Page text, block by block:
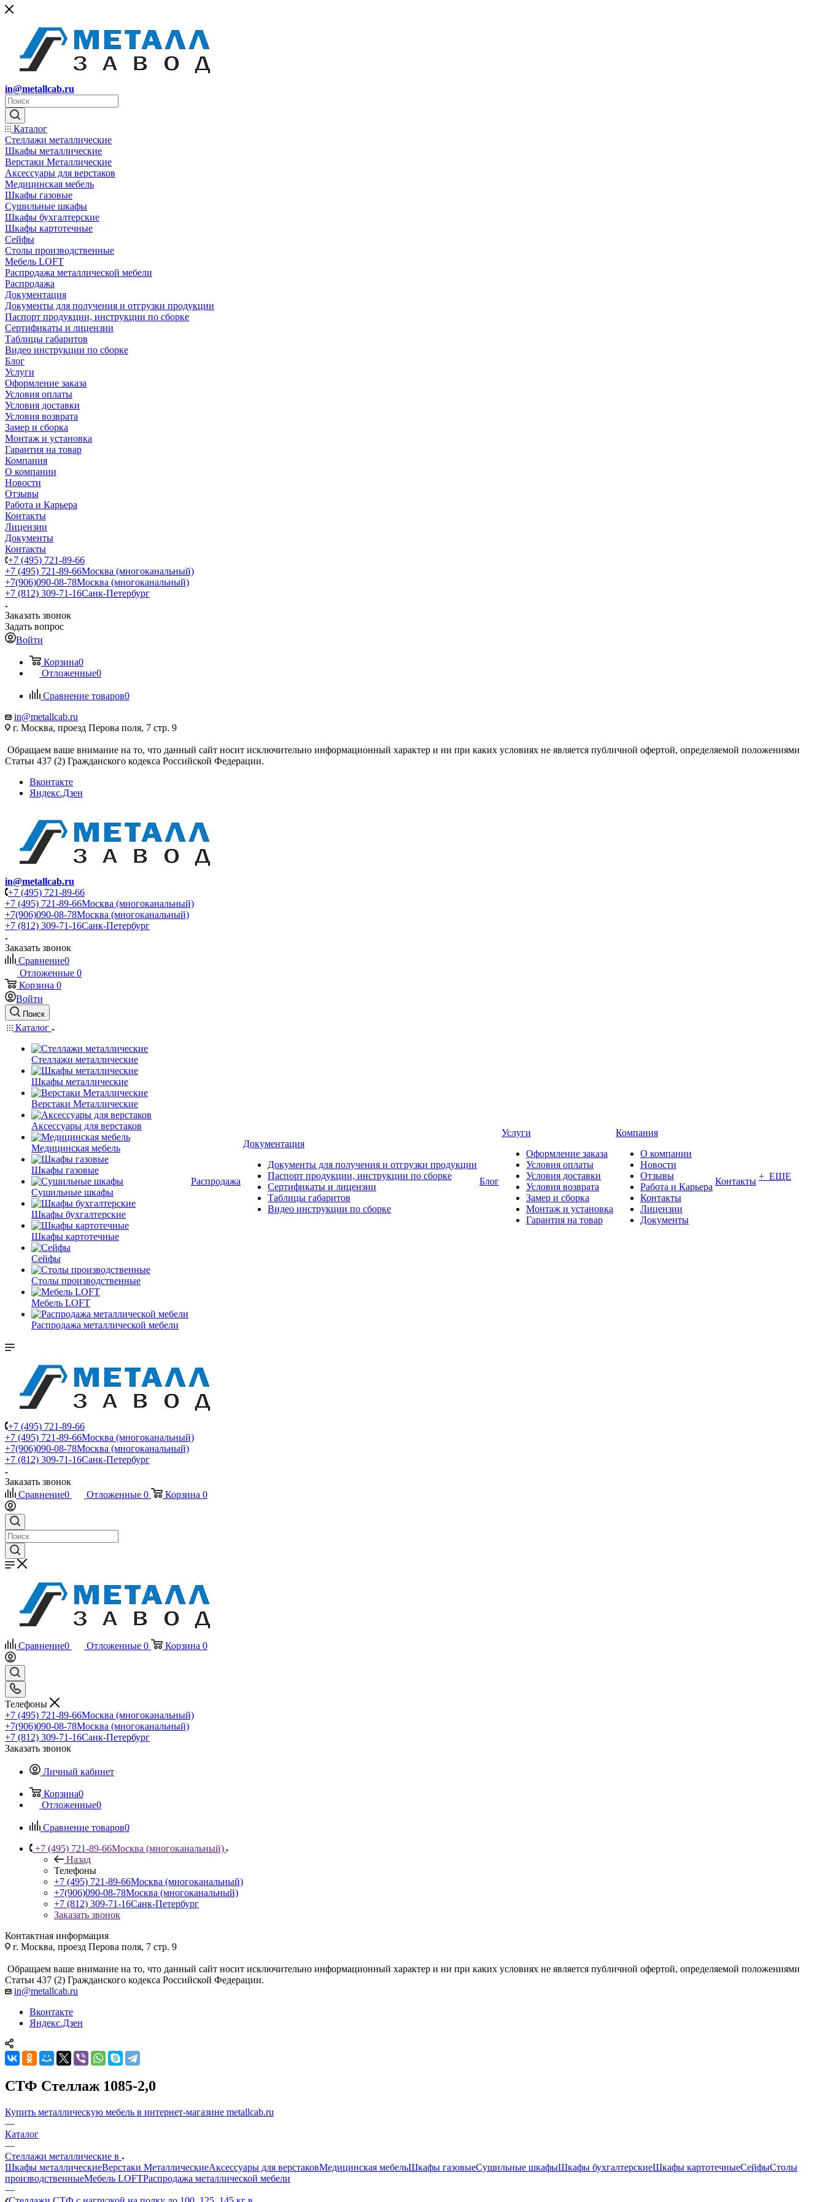
in@metallcab.ru
Каталог
Стеллажи металлические
Шкафы металлические
Верстаки Металлические
Аксессуары для верстаков
Медицинская мебель
Шкафы газовые
Сушильные шкафы
Шкафы бухгалтерские
Шкафы картотечные
Сейфы
Столы производственные
Мебель LOFT
Распродажа металлической мебели
Распродажа
Документация
Документы для получения и отгрузки продукции
Паспорт продукции, инструкции по сборке
Сертификаты и лицензии
Таблицы габаритов
Видео инструкции по сборке
Блог
Услуги
Оформление заказа
Условия оплаты
Условия доставки
Условия возврата
Замер и сборка
Монтаж и установка
Гарантия на товар
Компания
О компании
Новости
Отзывы
Работа и Карьера
Контакты
Лицензии
Документы
Контакты
+7 (495) 721-89-66
+7 (495) 721-89-66Москва (многоканальный)
+7(906)090-08-78Москва (многоканальный)
+7 (812) 309-71-16Санк-Петербург
Заказать звонок
Задать вопрос
Войти
Корзина0
Отложенные0
Сравнение товаров0
in@metallcab.ru
г. Москва, проезд Перова поля, 7 стр. 9
Обращаем ваше внимание на то, что данный сайт носит исключительно информационный характер и ни при каких условиях не является публичной офертой, определяемой положениями
Статьи 437 (2) Гражданского кодекса Российской Федерации.
Вконтакте
Яндекс.Дзен
in@metallcab.ru
+7 (495) 721-89-66
+7 (495) 721-89-66Москва (многоканальный)
+7(906)090-08-78Москва (многоканальный)
+7 (812) 309-71-16Санк-Петербург
Заказать звонок
Сравнение0
Отложенные 0
Корзина 0
Войти
Поиск
Каталог
Стеллажи металлические
Шкафы металлические
Верстаки Металлические
Аксессуары для верстаков
Медицинская мебель
Шкафы газовые
Сушильные шкафы
Шкафы бухгалтерские
Шкафы картотечные
Сейфы
Столы производственные
Мебель LOFT
Распродажа металлической мебели
Распродажа
Документация
Документы для получения и отгрузки продукции
Паспорт продукции, инструкции по сборке
Сертификаты и лицензии
Таблицы габаритов
Видео инструкции по сборке
Блог
Услуги
Оформление заказа
Условия оплаты
Условия доставки
Условия возврата
Замер и сборка
Монтаж и установка
Гарантия на товар
Компания
О компании
Новости
Отзывы
Работа и Карьера
Контакты
Лицензии
Документы
Контакты + ЕЩЕ
+7 (495) 721-89-66
+7 (495) 721-89-66Москва (многоканальный)
+7(906)090-08-78Москва (многоканальный)
+7 (812) 309-71-16Санк-Петербург
Заказать звонок
Сравнение0 Отложенные 0 Корзина 0
Сравнение0 Отложенные 0 Корзина 0
Телефоны
+7 (495) 721-89-66Москва (многоканальный)
+7(906)090-08-78Москва (многоканальный)
+7 (812) 309-71-16Санк-Петербург
Заказать звонок
Личный кабинет
Корзина0
Отложенные0
Сравнение товаров0
+7 (495) 721-89-66Москва (многоканальный)
Назад
Телефоны
+7 (495) 721-89-66Москва (многоканальный)
+7(906)090-08-78Москва (многоканальный)
+7 (812) 309-71-16Санк-Петербург
Заказать звонок
Контактная информация
г. Москва, проезд Перова поля, 7 стр. 9
Обращаем ваше внимание на то, что данный сайт носит исключительно информационный характер и ни при каких условиях не является публичной офертой, определяемой положениями
Статьи 437 (2) Гражданского кодекса Российской Федерации.
in@metallcab.ru
Вконтакте
Яндекс.Дзен
СТФ Стеллаж 1085-2,0
Купить металлическую мебель в интернет-магазине metallcab.ru
—
Каталог
—
Стеллажи металлические в
Шкафы металлическиеВерстаки МеталлическиеАксессуары для верстаковМедицинская мебельШкафы газовыеСушильные шкафыШкафы бухгалтерскиеШкафы картотечныеСейфыСтолы
производственныеМебель LOFTРаспродажа металлической мебели
—